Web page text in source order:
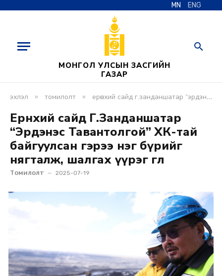
MN ENG
МОНГОЛ УЛСЫН ЗАСГИЙН
ГАЗАР
эхлэл » томилолт » ерөнхий сайд г.занданшатар “эрдэнэс тавантолгой” хк-тай байгуулсан гэрээ нэг бүрийг нягталж, шалгах үүрэг өглөө
Ерөнхий сайд Г.Занданшатар
“Эрдэнэс Тавантолгой” ХК-тай
байгуулсан гэрээ нэг бүрийг
нягталж, шалгах үүрэг өглөө
Томилолт 2025-07-19